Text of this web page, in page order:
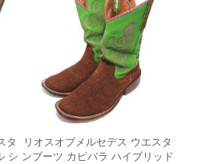
タ
シ
リオスオブメルセデス ウエスタ
ンブーツ カピバラ ハイブリッド